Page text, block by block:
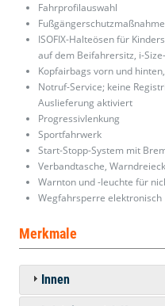
Fahrprofilauswahl
ISOFIX-Halteösen für
auf dem Beifahrersitz, i-
Kopfairbags vorn und
Notruf-Service; keine
Auslieferung aktiviert
Progressivlenkung
Sportfahrwerk
Start-Stopp-System mit
Verbandtasche,
Warnton und -leuchte für
Wegfahrsperre elektronisch
Merkmale
Innen